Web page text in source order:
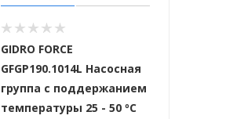
GIDRO FORCE
GFGP190.1014L Насосная
группа с поддержанием
температуры 25 - 50 ºС